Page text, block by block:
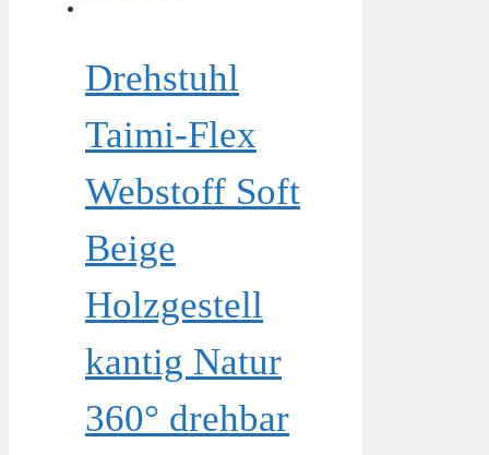
Drehstuhl
Taimi-Flex
Webstoff Soft
Beige
Holzgestell
kantig Natur
360° drehbar